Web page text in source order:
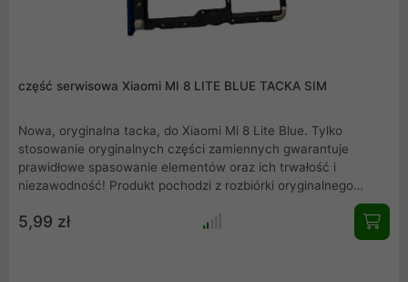
część serwisowa Xiaomi MI 8 LITE BLUE TACKA SIM
Nowa, oryginalna tacka, do Xiaomi Mi 8 Lite Blue. Tylko
stosowanie oryginalnych części zamiennych gwarantuje
prawidłowe spasowanie elementów oraz ich trwałość i
niezawodność! Produkt pochodzi z rozbiórki oryginalnego
5,99 zł